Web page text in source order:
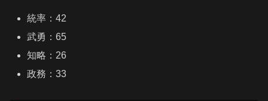
統率：42
武勇：65
知略：26
政務：33